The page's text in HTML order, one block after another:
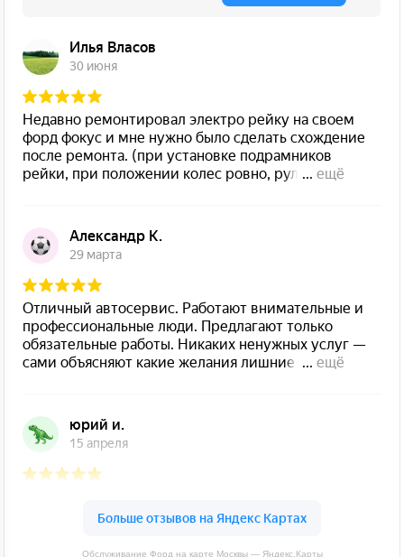
Обслуживание Форд на карте Москвы — Яндекс.Карты